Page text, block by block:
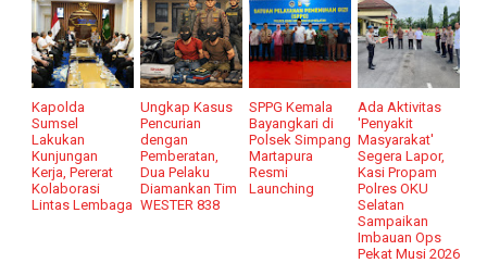
Kapolda
Sumsel
Lakukan
Kunjungan
Kerja, Pererat
Kolaborasi
Lintas Lembaga
Ungkap Kasus
Pencurian
dengan
Pemberatan,
Dua Pelaku
Diamankan Tim
WESTER 838
SPPG Kemala
Bayangkari di
Polsek Simpang
Martapura
Resmi
Launching
Ada Aktivitas
'Penyakit
Masyarakat'
Segera Lapor,
Kasi Propam
Polres OKU
Selatan
Sampaikan
Imbauan Ops
Pekat Musi 2026